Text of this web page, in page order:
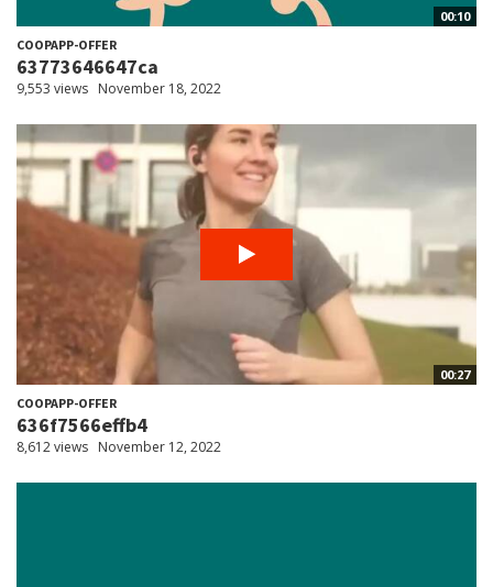
00:10
COOPAPP-OFFER
63773646647ca
9,553 views November 18, 2022
00:27
COOPAPP-OFFER
636f7566effb4
8,612 views November 12, 2022